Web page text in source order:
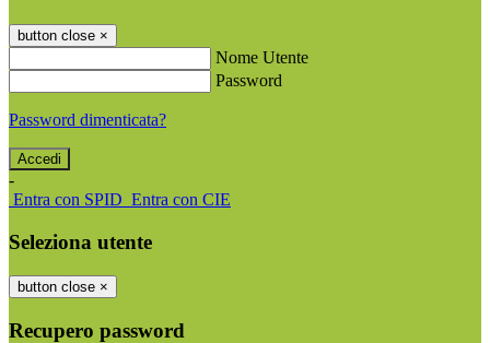
button close ×
Nome Utente
Password
Password dimenticata?
-
Entra con SPID Entra con CIE
Seleziona utente
button close ×
Recupero password